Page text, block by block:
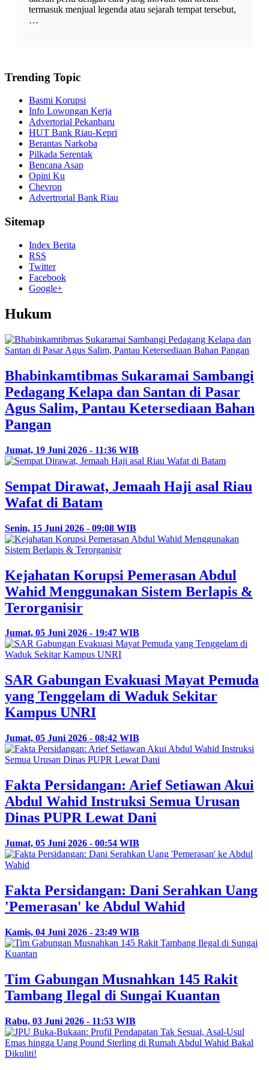
termasuk menjual legenda atau sejarah tempat tersebut,
…
Trending Topic
Basmi Korupsi
Info Lowongan Kerja
Advertorial Pekanbaru
HUT Bank Riau-Kepri
Berantas Narkoba
Pilkada Serentak
Bencana Asap
Opini Ku
Chevron
Advertrorial Bank Riau
Sitemap
Index Berita
RSS
Twitter
Facebook
Google+
Hukum
Bhabinkamtibmas Sukaramai Sambangi
Pedagang Kelapa dan Santan di Pasar
Agus Salim, Pantau Ketersediaan Bahan
Pangan
Jumat, 19 Juni 2026 - 11:36 WIB
Sempat Dirawat, Jemaah Haji asal Riau
Wafat di Batam
Senin, 15 Juni 2026 - 09:08 WIB
Kejahatan Korupsi Pemerasan Abdul
Wahid Menggunakan Sistem Berlapis &
Terorganisir
Jumat, 05 Juni 2026 - 19:47 WIB
SAR Gabungan Evakuasi Mayat Pemuda
yang Tenggelam di Waduk Sekitar
Kampus UNRI
Jumat, 05 Juni 2026 - 08:42 WIB
Fakta Persidangan: Arief Setiawan Akui
Abdul Wahid Instruksi Semua Urusan
Dinas PUPR Lewat Dani
Jumat, 05 Juni 2026 - 00:54 WIB
Fakta Persidangan: Dani Serahkan Uang
'Pemerasan' ke Abdul Wahid
Kamis, 04 Juni 2026 - 23:49 WIB
Tim Gabungan Musnahkan 145 Rakit
Tambang Ilegal di Sungai Kuantan
Rabu, 03 Juni 2026 - 11:53 WIB